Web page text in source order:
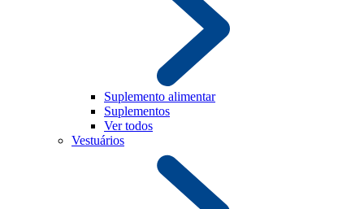
Suplemento alimentar
Suplementos
Ver todos
Vestuários